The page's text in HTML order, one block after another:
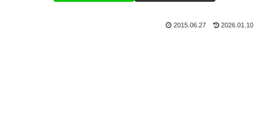
2015.06.27 2026.01.10